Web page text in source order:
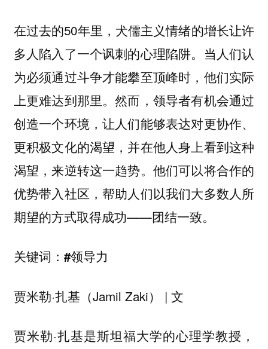
在过去的50年里，犬儒主义情绪的增长让许
多人陷入了一个讽刺的心理陷阱。当人们认
为必须通过斗争才能攀至顶峰时，他们实际
上更难达到那里。然而，领导者有机会通过
创造一个环境，让人们能够表达对更协作、
更积极文化的渴望，并在他人身上看到这种
渴望，来逆转这一趋势。他们可以将合作的
优势带入社区，帮助人们以我们大多数人所
期望的方式取得成功——团结一致。
关键词：#领导力
贾米勒·扎基（Jamil Zaki） | 文
贾米勒·扎基是斯坦福大学的心理学教授，